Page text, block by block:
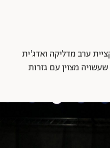
ערב מדליקה ואדג'ית
מצוין עם גזרות